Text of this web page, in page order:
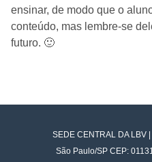
ensinar, de modo que o
conteúdo, mas lembre-se
futuro. 🙂
SEDE CENTRAL DA LBV
São Paulo/SP CEP: